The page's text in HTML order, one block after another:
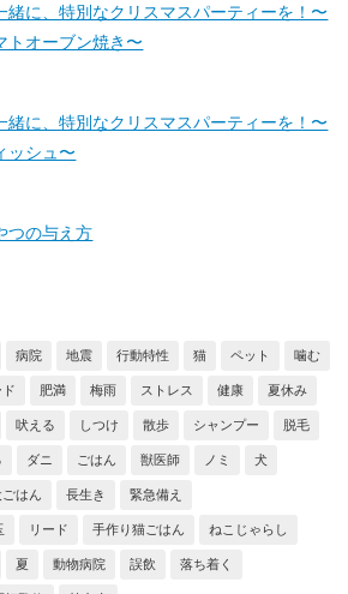
緒に、特別なクリスマスパーティーを！〜
トオーブン焼き〜
緒に、特別なクリスマスパーティーを！〜
ッシュ〜
つの与え方
病院 地震 行動特性 猫 ペット 噛む
ド 肥満 梅雨 ストレス 健康 夏休み
吠える しつけ 散歩 シャンプー 脱毛
ダニ ごはん 獣医師 ノミ 犬
はん 長生き 緊急備え
リード 手作り猫ごはん ねこじゃらし
夏 動物病院 誤飲 落ち着く